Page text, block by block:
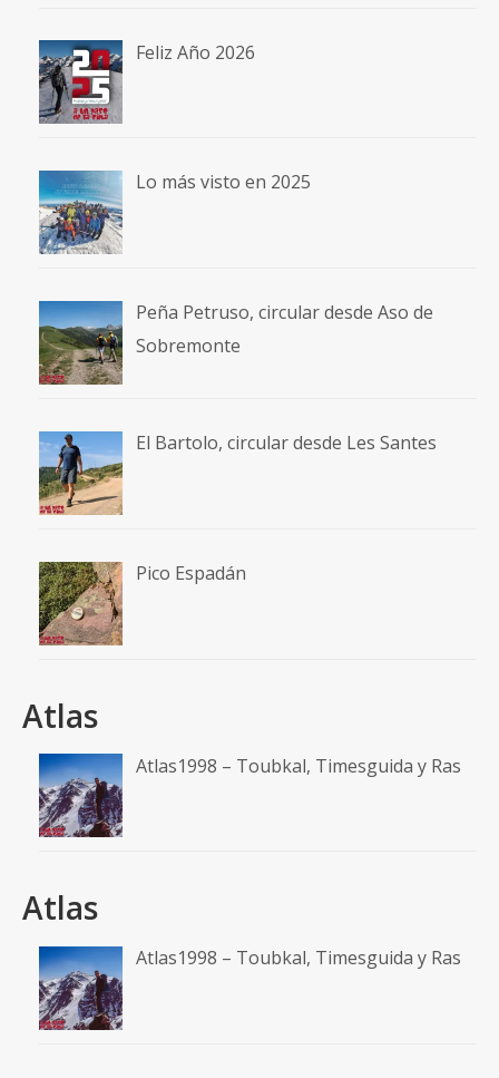
Feliz Año 2026
Lo más visto en 2025
Peña Petruso, circular desde Aso de
Sobremonte
El Bartolo, circular desde Les Santes
Pico Espadán
Atlas
Atlas1998 – Toubkal, Timesguida y Ras
Atlas
Atlas1998 – Toubkal, Timesguida y Ras